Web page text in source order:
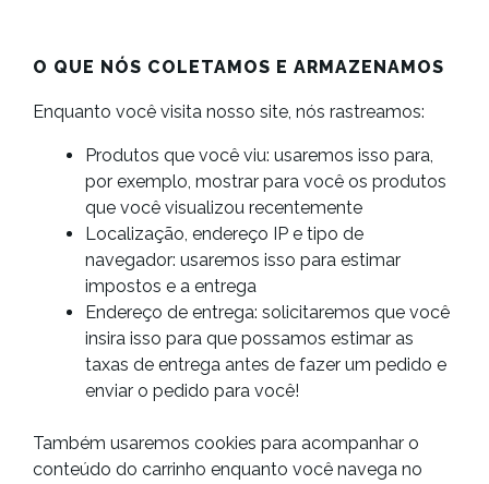
O QUE NÓS COLETAMOS E ARMAZENAMOS
Enquanto você visita nosso site, nós rastreamos:
Produtos que você viu: usaremos isso para,
por exemplo, mostrar para você os produtos
que você visualizou recentemente
Localização, endereço IP e tipo de
navegador: usaremos isso para estimar
impostos e a entrega
Endereço de entrega: solicitaremos que você
insira isso para que possamos estimar as
taxas de entrega antes de fazer um pedido e
enviar o pedido para você!
Também usaremos cookies para acompanhar o
conteúdo do carrinho enquanto você navega no